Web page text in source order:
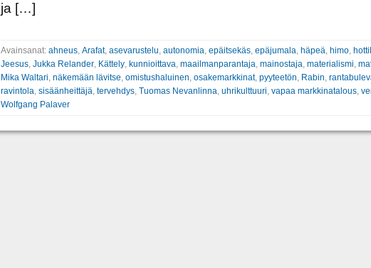
ja […]
Avainsanat: ahneus, Arafat, asevarustelu autonomia epäitsekäs, epäjumala häpeä himo,
Jeesus, Jukka Relander, Kättely, kunnioittava maailmanparantaja mainostaja materialismi
Mika Waltari näkemään lävitse omistushaluinen osakemarkkinat, pyyteetön Rabin
ravintola sisäänheittäjä tervehdys, Tuomas Nevanlinna uhrikulttuuri vapaa markkinatalous,
Wolfgang Palaver